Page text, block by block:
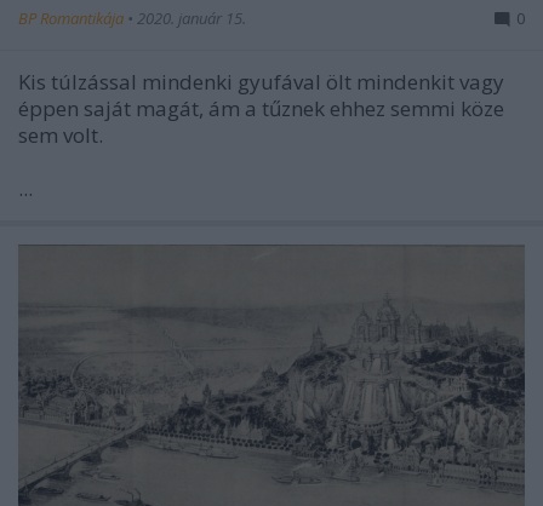
BP Romantikája • 2020. január 15. 0
Kis túlzással mindenki gyufával ölt mindenkit vagy
éppen saját magát, ám a tűznek ehhez semmi köze
sem volt.
...